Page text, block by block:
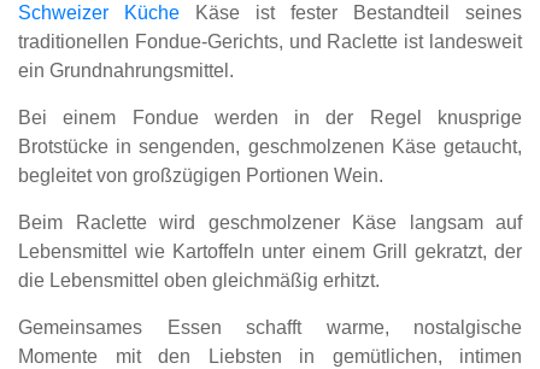
Schweizer Küche Käse ist fester Bestandteil seines
traditionellen Fondue-Gerichts, und Raclette ist landesweit
ein Grundnahrungsmittel.
Bei einem Fondue werden in der Regel knusprige
Brotstücke in sengenden, geschmolzenen Käse getaucht,
begleitet von großzügigen Portionen Wein.
Beim Raclette wird geschmolzener Käse langsam auf
Lebensmittel wie Kartoffeln unter einem Grill gekratzt, der
die Lebensmittel oben gleichmäßig erhitzt.
Gemeinsames Essen schafft warme, nostalgische
Momente mit den Liebsten in gemütlichen, intimen